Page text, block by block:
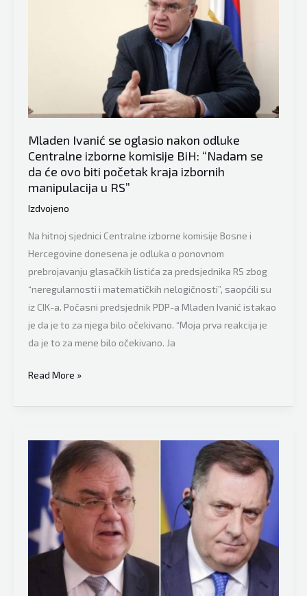
ne
bi
trebao
da
pravi
tenzije
od
Mladen Ivanić se oglasio nakon odluke
Centralne izborne komisije BiH: “Nadam se
da će ovo biti početak kraja izbornih
manipulacija u RS”
Izdvojeno
Na hitnoj sjednici Centralne izborne komisije Bosne i
Hercegovine donesena je odluka o ponovnom
prebrojavanju glasačkih listića za predsjednika RS zbog
“neregularnosti i matematičkih nelogičnosti”, saopćili su
iz CIK-a. Počasni predsjednik PDP-a Mladen Ivanić istakao
je da je to za njega bilo očekivano. “Moja prva reakcija je
da je to za mene bilo očekivano. Ja
Mladen
se
odluke
Centralne
izborne
komisije
BiH:
“Nadam
Read More »